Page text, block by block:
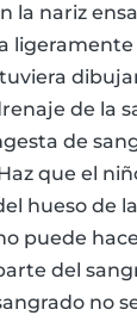
la nariz
de la
de
que el
hueso de
puede
del
no